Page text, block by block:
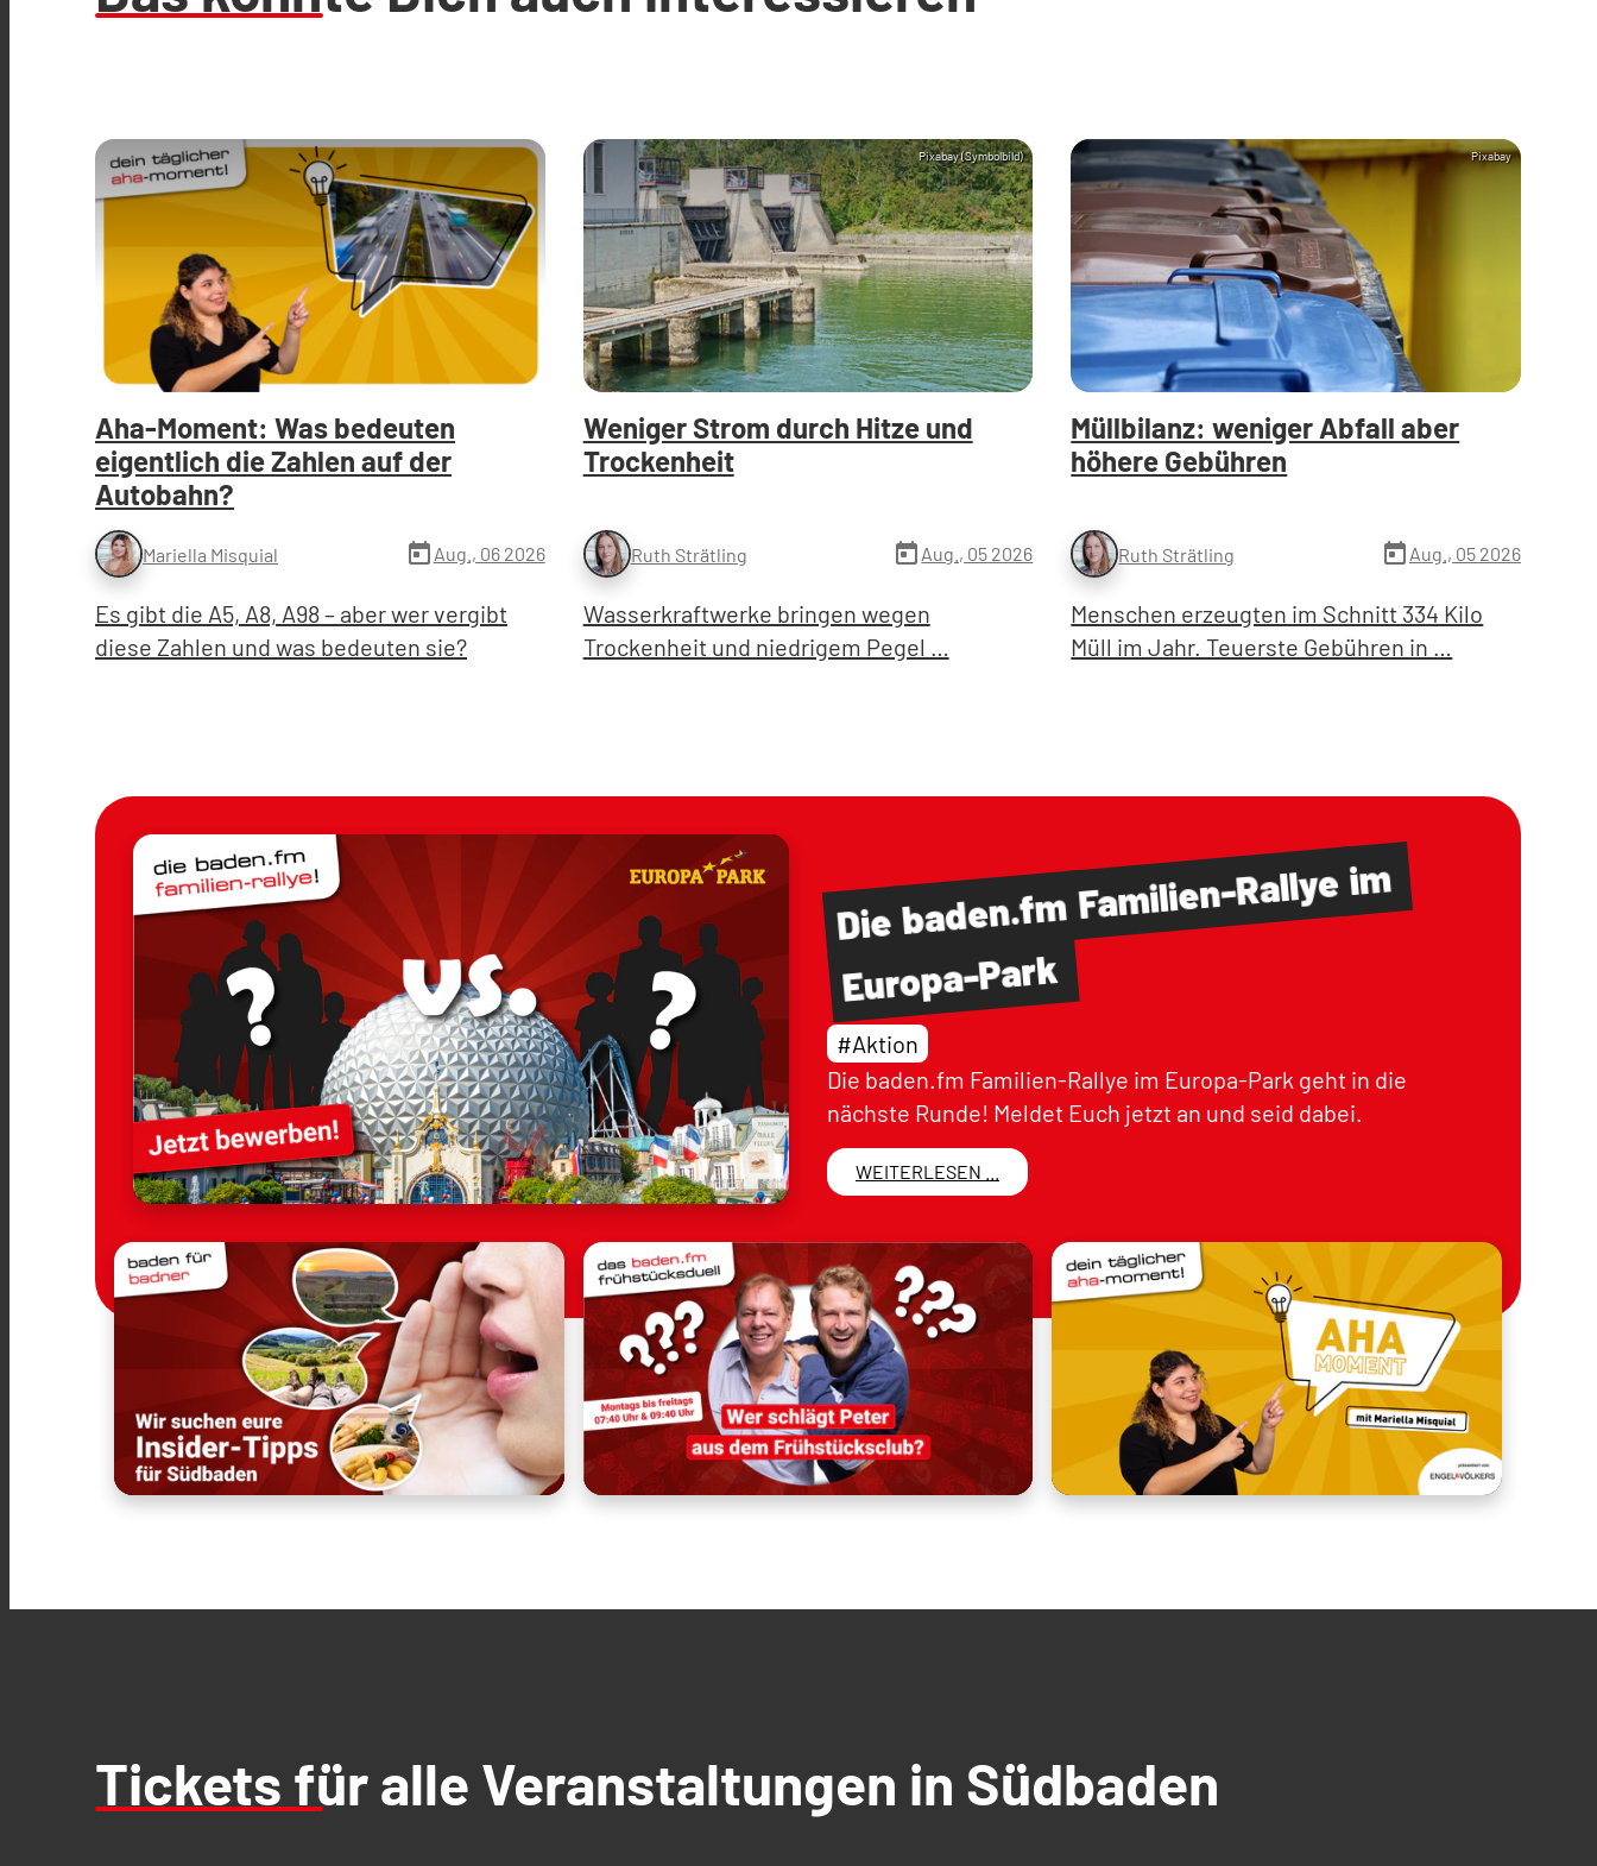
Aha-Moment: Was bedeuten
eigentlich die Zahlen auf der
Autobahn?
Mariella Misquial today Aug., 06 2026
Es gibt die A5, A8, A98 – aber wer vergibt
diese Zahlen und was bedeuten sie?
Pixabay (Symbolbild)
Weniger Strom durch Hitze und
Trockenheit
Ruth Strätling todayAug., 05 2026
Wasserkraftwerke bringen wegen
Trockenheit und niedrigem Pegel …
Pixabay
Müllbilanz: weniger Abfall aber
höhere Gebühren
Ruth Strätling today Aug., 05 2026
Menschen erzeugten im Schnitt 334 Kilo
Müll im Jahr. Teuerste Gebühren in …
Die baden.fmFamilien-Rallyeim
Europa-Park
#Aktion
Die baden.fm Familien-Rallye im Europa-Park geht in die
nächste Runde! Meldet Euch jetzt an und seid dabei.
WEITERLESEN ...
Tickets für alle Veranstaltungen in Südbaden